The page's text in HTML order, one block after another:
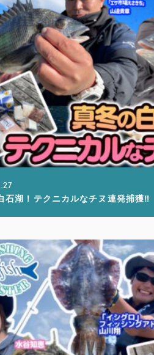
石湖！テクニカルなチヌ連発捕獲‼︎